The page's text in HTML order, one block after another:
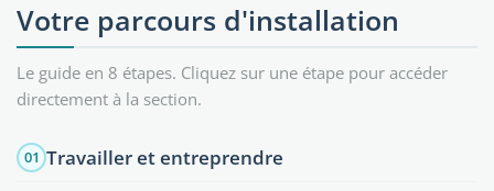
Votre parcours d'installation
Le guide en 8 étapes. Cliquez sur une étape pour accéder
directement à la section.
01 Travailler et entreprendre